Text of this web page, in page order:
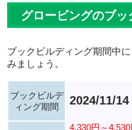
グロービングのブ
ブックビルディング期間中に
みましょう。
ブックビルデ
ィング期間
2024/11/
4,330円～4,530